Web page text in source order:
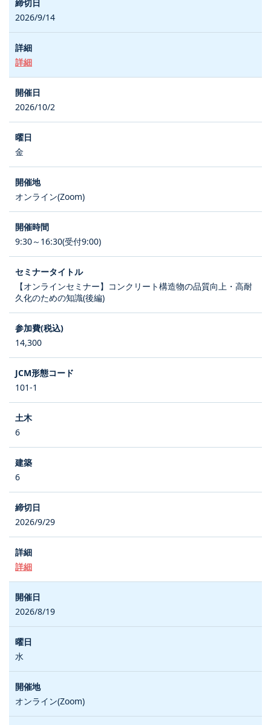
2026/9/14
詳細
2026/10/2
金
オンライン(Zoom)
9:30～16:30(受付9:00)
【オンラインセミナー】コンクリート構造物の品質向上・高耐
久化のための知識(後編)
14,300
101-1
6
6
2026/9/29
詳細
2026/8/19
水
オンライン(Zoom)